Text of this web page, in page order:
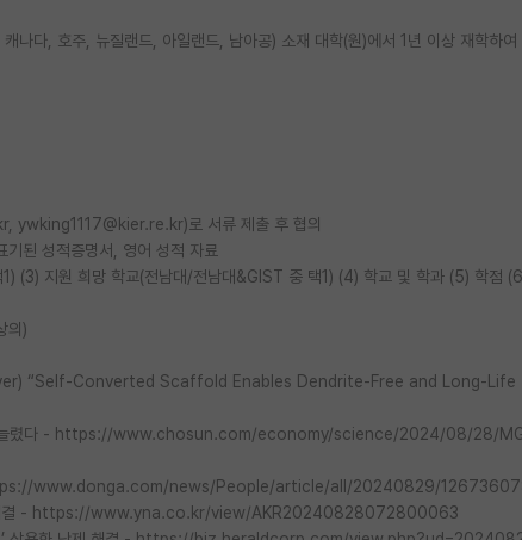
나다, 호주, 뉴질랜드, 아일랜드, 남아공) 소재 대학(원)에서 1년 이상 재학하여
로 서류 제출 후 협의
된 성적증명서, 영어 성적 자료
(3) 지원 희망 학교(전남대/전남대&GIST 중 택1) (4) 학교 및 학과 (5) 학점
의)
“Self-Converted Scaffold Enables Dendrite-Free and Long-Life
배 늘렸다 - https://www.chosun.com/economy/science/2024/08/28/
https://www.donga.com/news/People/article/all/20240829/
해결 - https://www.yna.co.kr/view/AKR20240828072800063